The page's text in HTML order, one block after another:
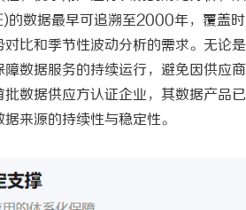
的数据最早可追溯至2000年，覆盖时
对比和季节性波动分析的需求。无论
障数据服务的持续运行，避免因供应
批数据供应方认证企业，其数据产品
来源的持续性与稳定性。